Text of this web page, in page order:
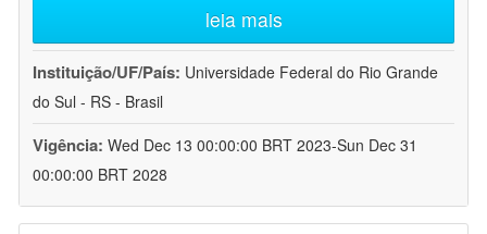
leia mais
Instituição/UF/País: Universidade Federal do Rio Grande
do Sul - RS - Brasil
Vigência: Wed Dec 13 00:00:00 BRT 2023-Sun Dec 31
00:00:00 BRT 2028